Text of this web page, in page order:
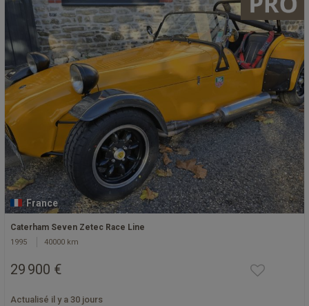
France
Caterham Seven Zetec Race Line
1995 40000 km
29 900 €
Actualisé il y a 30 jours